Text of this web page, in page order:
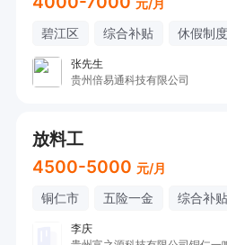
碧江区 综合补贴 休假制度
张先生
贵州倍易通科技有限公司
放料工
4500-5000 元/月
铜仁市 五险一金 综合补贴
李庆